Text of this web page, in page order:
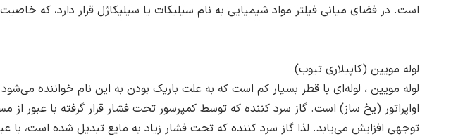
است. در فضای میانی فیلتر مواد شیمیایی به نام سیلیکات یا سیلیکاژل قرار دارد، که
لوله مویین (کاپیلاری تیوب)
لوله مویین ، لوله‌ای با قطر بسیار کم است که به علت باریک بودن به این نام خواننده
اواپراتور (یخ ساز) است. گاز سرد کننده که توسط کمپرسور تحت فشار قرار گرفته با عبور
توجهی افزایش می‌یابد. لذا گاز سرد کننده که تحت فشار زیاد به مایع تبدیل شده است، با